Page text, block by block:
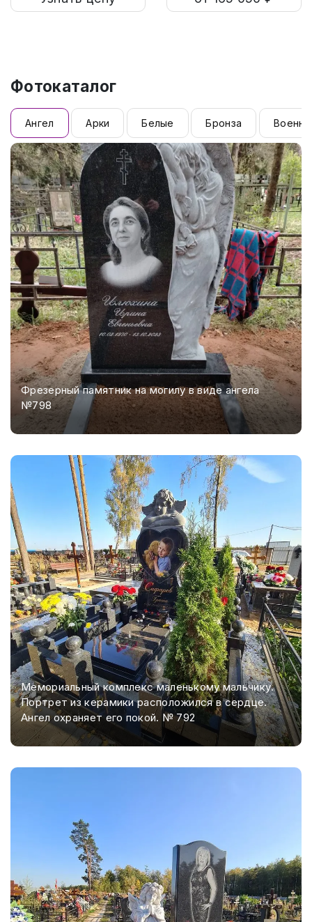
Фотокаталог
Ангел Арки Белые Бронза
Фрезерный памятник на могилу в виде ангела
№798
Мемориальный комплекс маленькому мальчику.
Портрет из керамики расположился в сердце.
Ангел охраняет его покой. № 792